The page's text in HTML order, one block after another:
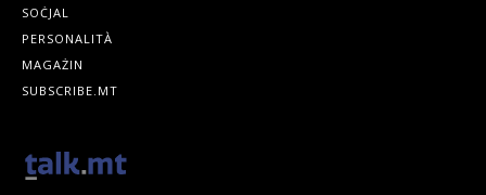
SOĊJAL
PERSONALITÀ
MAGAŻIN
SUBSCRIBE.MT